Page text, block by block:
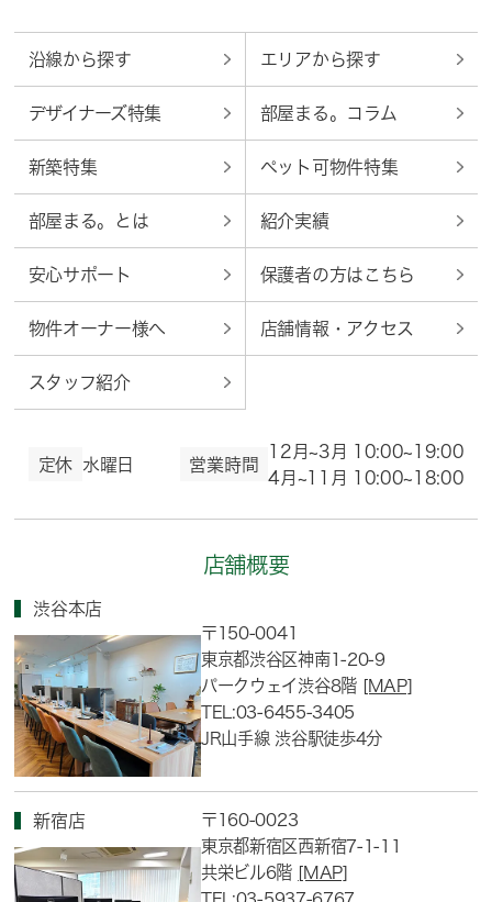
沿線から探す エリアから探す
デザイナーズ特集 部屋まる。コラム
新築特集 ペット可物件特集
部屋まる。とは 紹介実績
安心サポート 保護者の方はこちら
物件オーナー様へ 店舗情報・アクセス
スタッフ紹介
定休 水曜日 営業時間
12月~3月 10:00~19:00
4月~11月 10:00~18:00
店舗概要
渋谷本店
〒150-0041
東京都渋谷区神南1-20-9
パークウェイ渋谷8階 [MAP]
TEL:03-6455-3405
JR山手線 渋谷駅徒歩4分
新宿店
〒160-0023
東京都新宿区西新宿7-1-11
共栄ビル6階 [MAP]
TEL:03-5937-6767